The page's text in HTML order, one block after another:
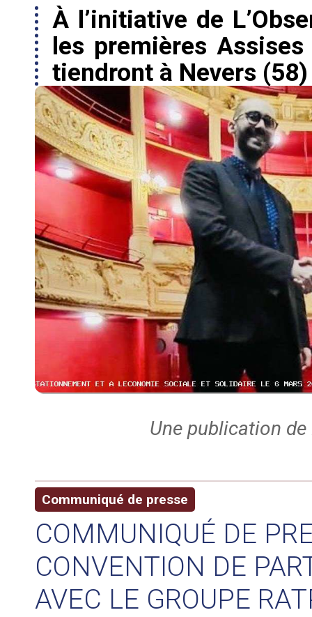
À l’initiative de
les premières
tiendront à Nevers
Une publication
Communiqué de presse
COMMUNIQUÉ DE
CONVENTION DE
AVEC LE GROUPE